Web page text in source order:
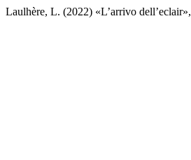
Laulhère, L. (2022) «L’arrivo dell’eclair»,